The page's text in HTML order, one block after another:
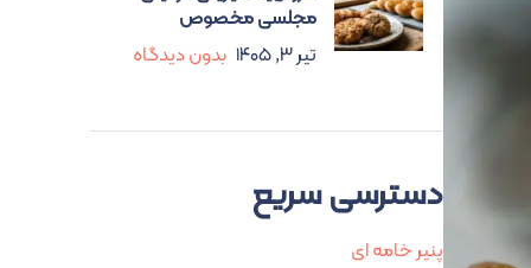
مجلسی مخصوص
تیر ۳, ۱۴۰۵
بدون دیدگاه
دسترسی سریع
پنیر خامه ای